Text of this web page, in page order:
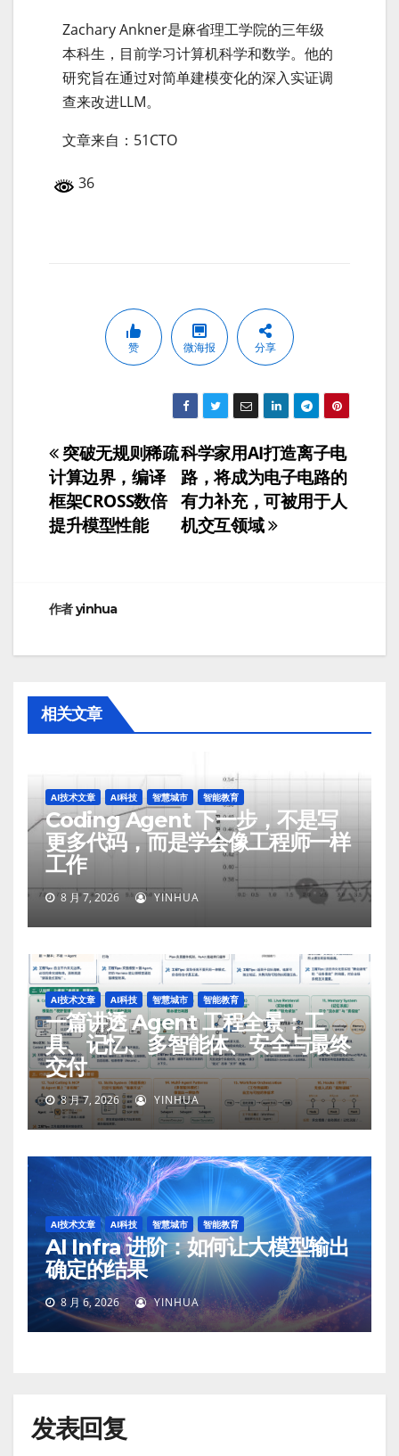
Zachary Ankner是麻省理工学院的三年级
本科生，目前学习计算机科学和数学。他的
研究旨在通过对简单建模变化的深入实证调
查来改进LLM。
文章来自：51CTO
36
赞 微海报 分享
文
章
导
科学家用AI打造离子电
路，将成为电子电路的
有力补充，可被用于人
机交互领域
突破无规则稀疏
计算边界，编译
框架CROSS数倍
提升模型性能
作者yinhua
相关文章
AI技术文章 AI科技 智慧城市 智能教育
Coding Agent 下一步，不是写
更多代码，而是学会像工程师一样
工作
8 月 7, 2026 YINHUA
AI技术文章 AI科技 智慧城市 智能教育
一篇讲透 Agent 工程全景：工
具、记忆、多智能体、安全与最终
交付
8 月 7, 2026 YINHUA
AI技术文章 AI科技 智慧城市 智能教育
AI Infra 进阶：如何让大模型输出
确定的结果
8 月 6, 2026 YINHUA
发表回复